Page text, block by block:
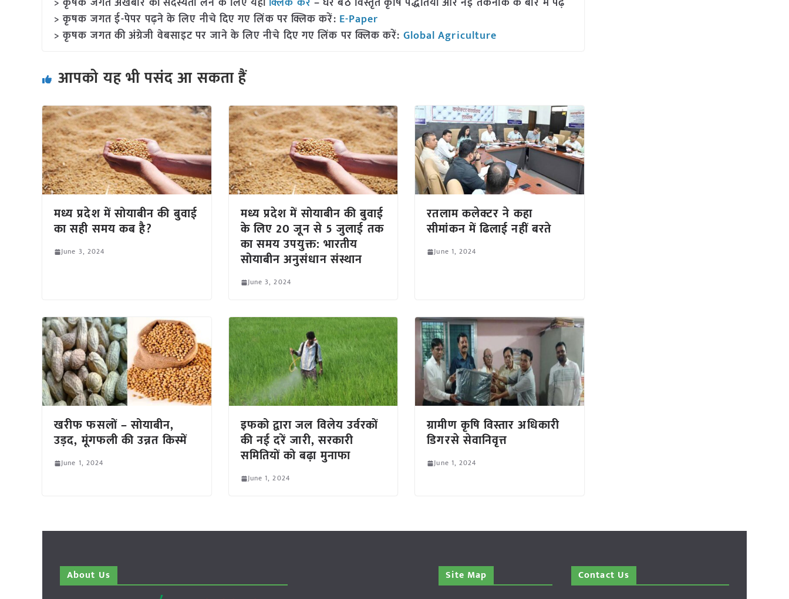
> कृषक जगत ई-पेपर पढ़ने के लिए नीचे दिए गए लिंक पर क्लिक करें: E-Paper
> कृषक जगत की अंग्रेजी वेबसाइट पर जाने के लिए नीचे दिए गए लिंक पर क्लिक करें: Global Agriculture
आपको यह भी पसंद आ सकता हैं
मध्य प्रदेश में सोयाबीन की बुवाई
का सही समय कब है?
June 3, 2024
मध्य प्रदेश में सोयाबीन की बुवाई
के लिए 20 जून से 5 जुलाई तक
का समय उपयुक्त: भारतीय
सोयाबीन अनुसंधान संस्थान
June 3, 2024
रतलाम कलेक्टर ने कहा
सीमांकन में ढिलाई नहीं बरते
June 1, 2024
खरीफ फसलों – सोयाबीन,
उड़द, मूंगफली की उन्नत किस्में
June 1, 2024
इफको द्वारा जल विलेय उर्वरकों
की नई दरें जारी, सरकारी
समितियों को बढ़ा मुनाफा
June 1, 2024
ग्रामीण कृषि विस्तार अधिकारी
डिगरसे सेवानिवृत्त
June 1, 2024
About Us Site Map Contact Us